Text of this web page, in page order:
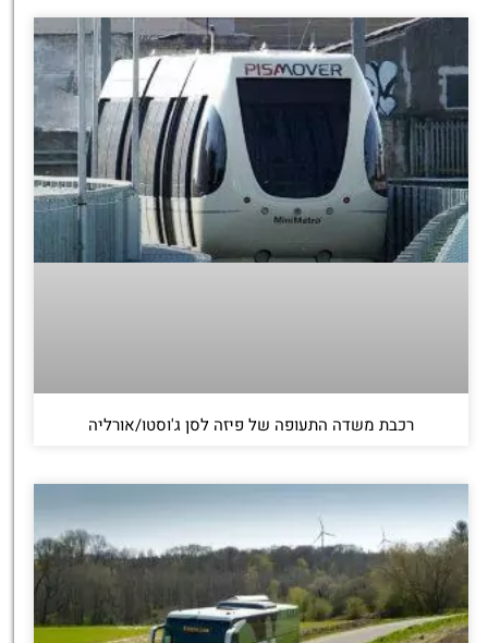
רכבת משדה התעופה של פיזה לסן ג'וסטו/אורליה